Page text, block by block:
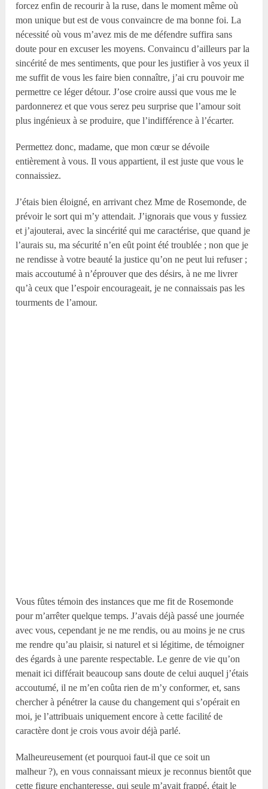
forcez enfin de recourir à la ruse, dans le moment même où
mon unique but est de vous convaincre de ma bonne foi. La
nécessité où vous m’avez mis de me défendre suffira sans
doute pour en excuser les moyens. Convaincu d’ailleurs par la
sincérité de mes sentiments, que pour les justifier à vos yeux il
me suffit de vous les faire bien connaître, j’ai cru pouvoir me
permettre ce léger détour. J’ose croire aussi que vous me le
pardonnerez et que vous serez peu surprise que l’amour soit
plus ingénieux à se produire, que l’indifférence à l’écarter.
Permettez donc, madame, que mon cœur se dévoile
entièrement à vous. Il vous appartient, il est juste que vous le
connaissiez.
J’étais bien éloigné, en arrivant chez Mme de Rosemonde, de
prévoir le sort qui m’y attendait. J’ignorais que vous y fussiez
et j’ajouterai, avec la sincérité qui me caractérise, que quand je
l’aurais su, ma sécurité n’en eût point été troublée ; non que je
ne rendisse à votre beauté la justice qu’on ne peut lui refuser ;
mais accoutumé à n’éprouver que des désirs, à ne me livrer
qu’à ceux que l’espoir encourageait, je ne connaissais pas les
tourments de l’amour.
Vous fûtes témoin des instances que me fit de Rosemonde
pour m’arrêter quelque temps. J’avais déjà passé une journée
avec vous, cependant je ne me rendis, ou au moins je ne crus
me rendre qu’au plaisir, si naturel et si légitime, de témoigner
des égards à une parente respectable. Le genre de vie qu’on
menait ici différait beaucoup sans doute de celui auquel j’étais
accoutumé, il ne m’en coûta rien de m’y conformer, et, sans
chercher à pénétrer la cause du changement qui s’opérait en
moi, je l’attribuais uniquement encore à cette facilité de
caractère dont je crois vous avoir déjà parlé.
Malheureusement (et pourquoi faut-il que ce soit un
malheur ?), en vous connaissant mieux je reconnus bientôt que
cette figure enchanteresse, qui seule m’avait frappé, était le